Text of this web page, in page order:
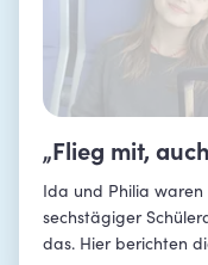
„Flieg mit,
Ida und Philia waren
sechstägiger
das. Hier berichten